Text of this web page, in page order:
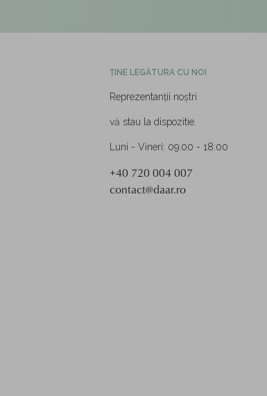
ȚINE LEGĂTURA CU NOI
Reprezentanții noștri
vă stau la dispozitie.
Luni - Vineri: 09:00 - 18:00
+40 720 004 007
contact@daar.ro